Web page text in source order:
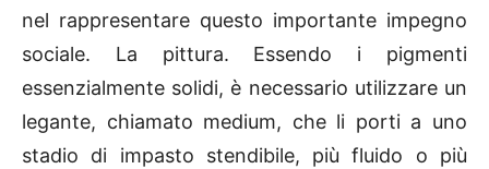
nel rappresentare questo importante impegno
sociale. La pittura. Essendo i pigmenti
essenzialmente solidi, è necessario utilizzare un
legante, chiamato medium, che li porti a uno
stadio di impasto stendibile, più fluido o più